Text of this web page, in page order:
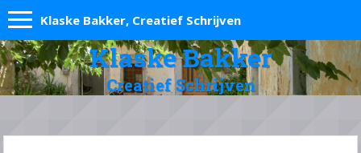
Klaske Bakker, Creatief Schrijven
Klaske Bakker
Creatief Schrijven